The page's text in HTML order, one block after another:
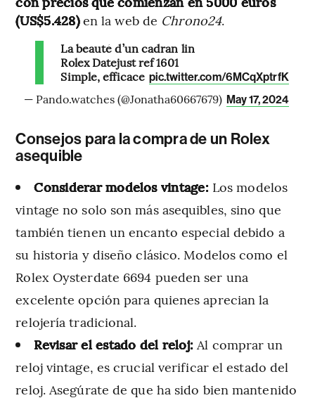
(US$5.428)en la web de Chrono24.
La beauté d’un cadran lin
Rolex Datejust ref 1601
Simple, efficace pic.twitter.com/6MCqXptrfK
— Pando.watches (@Jonatha60667679) May 17, 2024
Consejos para la compra de un Rolex
asequible
Considerar modelos vintage: Los modelos
vintage no solo son más asequibles, sino que
también tienen un encanto especial debido a
su historia y diseño clásico. Modelos como el
Rolex Oysterdate 6694 pueden ser una
excelente opción para quienes aprecian la
relojería tradicional.
Revisar el estado del reloj: Al comprar un
reloj vintage, es crucial verificar el estado del
reloj. Asegúrate de que ha sido bien mantenido